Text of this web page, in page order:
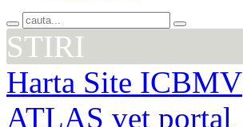
STIRI
Harta Site ICBMV
ATLAS vet portal